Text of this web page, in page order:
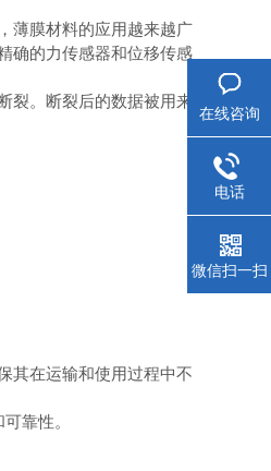
薄膜材料的应用越来越广
确的力传感器和位移传感
。断裂后的数据被用来
其在运输和使用过程中不
靠性。
在线咨询
电话
微信扫一扫